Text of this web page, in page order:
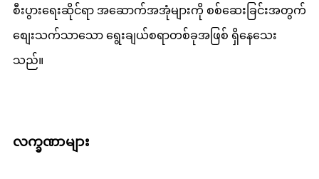
စီးပွားရေးဆိုင်ရာ အဆောက်အအုံများကို စစ်ဆေးခြင်းအတွက်
စျေးသက်သာသော ရွေးချယ်စရာတစ်ခုအဖြစ် ရှိနေသေး
သည်။
လက္ခဏာများ